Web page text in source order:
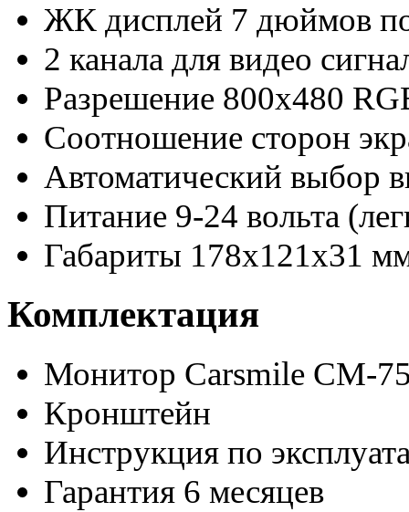
ЖК дисплей 7 дюймов
2 канала для видео
Разрешение 800х480
Соотношение сторон
Автоматический выбор
Питание 9-24 вольта
Габариты 178х121х31
Комплектация
Монитор Carsmile CM-
Кронштейн
Инструкция по
Гарантия 6 месяцев